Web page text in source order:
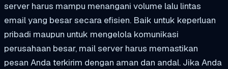
server harus mampu menangani volume lalu lintas
email yang besar secara efisien. Baik untuk keperluan
pribadi maupun untuk mengelola komunikasi
perusahaan besar, mail server harus memastikan
pesan Anda terkirim dengan aman dan andal. Jika Anda